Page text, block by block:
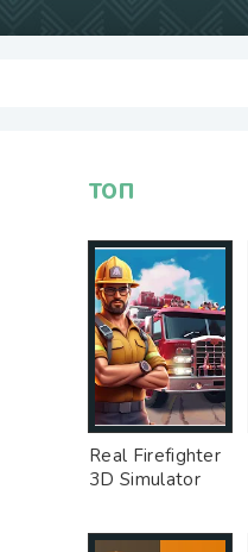
ТОП
Real Firefighter
3D Simulator